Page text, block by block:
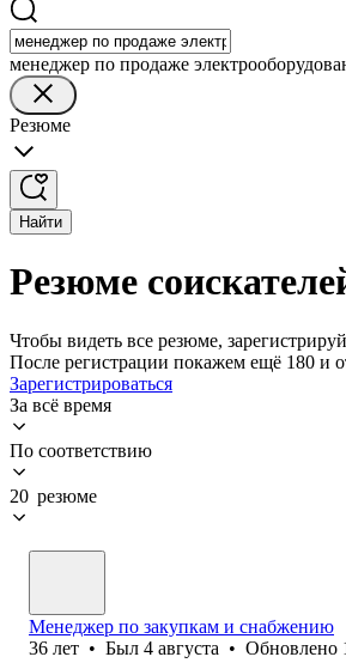
менеджер по продаже
Резюме
Найти
Резюме
Чтобы видеть все резюме,
После регистрации покажем ещё 180 и
Зарегистрироваться
За всё время
По соответствию
20 резюме
Менеджер по закупкам и снабжению
36 лет • Был 4 августа • Обновлено